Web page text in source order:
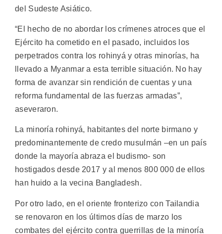
del Sudeste Asiático.
“El hecho de no abordar los crímenes atroces que el
Ejército ha cometido en el pasado, incluidos los
perpetrados contra los rohinyá y otras minorías, ha
llevado a Myanmar a esta terrible situación. No hay
forma de avanzar sin rendición de cuentas y una
reforma fundamental de las fuerzas armadas”,
aseveraron.
La minoría rohinyá, habitantes del norte birmano y
predominantemente de credo musulmán –en un país
donde la mayoría abraza el budismo- son
hostigados desde 2017 y al menos 800 000 de ellos
han huido a la vecina Bangladesh.
Por otro lado, en el oriente fronterizo con Tailandia
se renovaron en los últimos días de marzo los
combates del ejército contra guerrillas de la minoría